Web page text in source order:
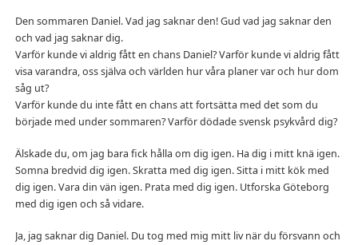
Den sommaren Daniel. Vad jag saknar den! Gud vad jag saknar den
och vad jag saknar dig.
Varför kunde vi aldrig fått en chans Daniel? Varför kunde vi aldrig fått
visa varandra, oss själva och världen hur våra planer var och hur dom
såg ut?
Varför kunde du inte fått en chans att fortsätta med det som du
började med under sommaren? Varför dödade svensk psykvård dig?
Älskade du, om jag bara fick hålla om dig igen. Ha dig i mitt knä igen.
Somna bredvid dig igen. Skratta med dig igen. Sitta i mitt kök med
dig igen. Vara din vän igen. Prata med dig igen. Utforska Göteborg
med dig igen och så vidare.
Ja, jag saknar dig Daniel. Du tog med mig mitt liv när du försvann och